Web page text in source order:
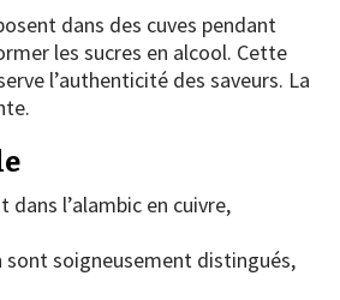
dans des cuves pendant
les sucres en alcool. Cette
l’authenticité des saveurs. La
l’alambic en cuivre,
soigneusement distingués,